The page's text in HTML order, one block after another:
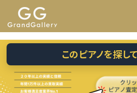
このピアノを探し